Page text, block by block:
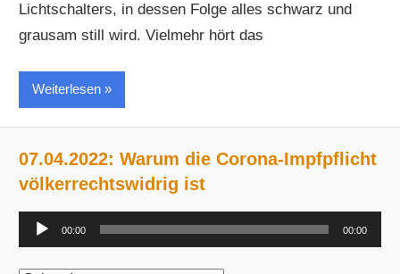
Lichtschalters, in dessen Folge alles schwarz und
grausam still wird. Vielmehr hört das
Weiterlesen
07.04.2022: Warum die Corona-Impfpflicht
völkerrechtswidrig ist
Audio-
Player
00:00 00:00